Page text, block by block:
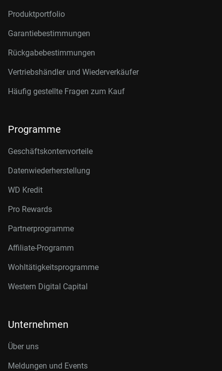
Produktportfolio
Garantiebestimmungen
Rückgabebestimmungen
Vertriebshändler und Wiederverkäufer
Häufig gestellte Fragen zum Kauf
Programme
Geschäftskontenvorteile
Datenwiederherstellung
WD Kredit
Pro Rewards
Partnerprogramme
Affiliate-Programm
Wohltätigkeitsprogramme
Western Digital Capital
Unternehmen
Über uns
Meldungen und Events